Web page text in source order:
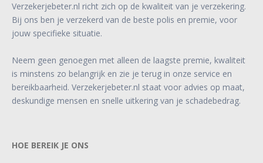
Verzekerjebeter.nl richt zich op de kwaliteit van je verzekering.
Bij ons ben je verzekerd van de beste polis en premie, voor
jouw specifieke situatie.
Neem geen genoegen met alleen de laagste premie, kwaliteit
is minstens zo belangrijk en zie je terug in onze service en
bereikbaarheid. Verzekerjebeter.nl staat voor advies op maat,
deskundige mensen en snelle uitkering van je schadebedrag.
HOE BEREIK JE ONS